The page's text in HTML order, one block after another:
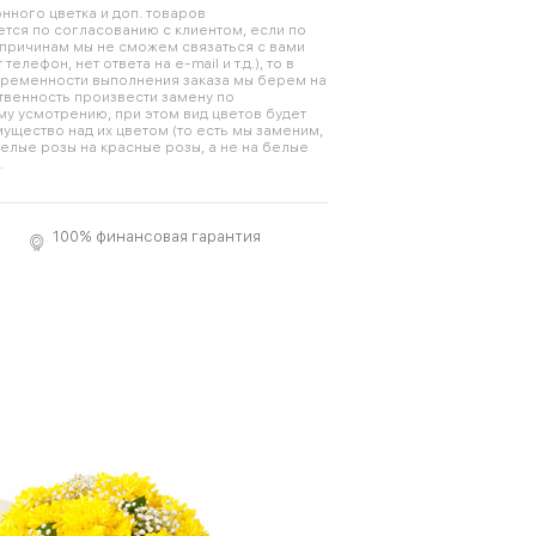
цветка и доп. товаров
по согласованию с клиентом, если по
мы не сможем связаться с вами
телефон, нет ответа на e-mail и т.д.), то в
выполнения заказа мы берем на
произвести замену по
усмотрению, при этом вид цветов будет
над их цветом (то есть мы заменим,
розы на красные розы, а не на белые
100% финансовая гарантия